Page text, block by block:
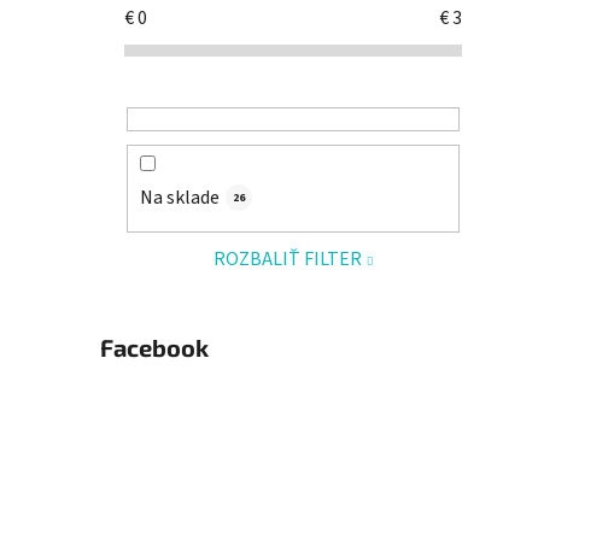
€0 €3
Na sklade 26
ROZBALIŤ FILTER
Facebook